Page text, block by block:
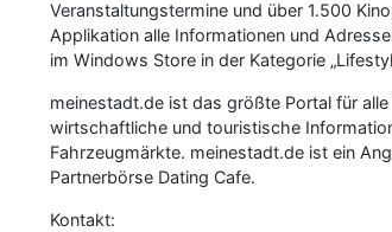
Veranstaltungstermine und über 1.500
Applikation alle Informationen und
im Windows Store in der Kategorie
meinestadt.de ist das größte Portal für
wirtschaftliche und touristische
Fahrzeugmärkte. meinestadt.de ist ein
Partnerbörse Dating Cafe.
Kontakt: